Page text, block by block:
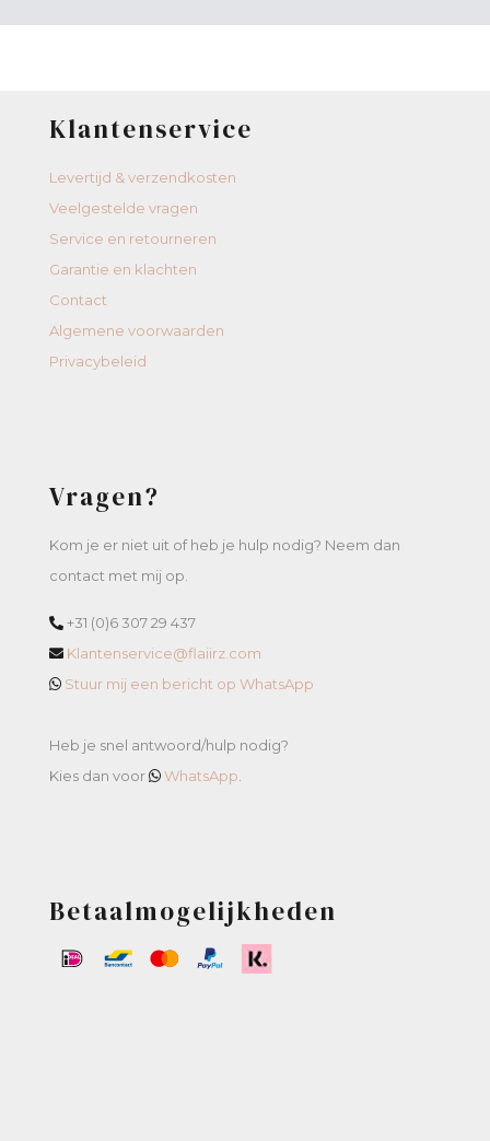
Klantenservice
Levertijd & verzendkosten
Veelgestelde vragen
Service en retourneren
Garantie en klachten
Contact
Algemene voorwaarden
Privacybeleid
Vragen?
Kom je er niet uit of heb je hulp nodig? Neem dan
contact met mij op.
+31 (0)6 307 29 437
Klantenservice@flaiirz.com
Stuur mij een bericht op WhatsApp
Heb je snel antwoord/hulp nodig?
Kies dan voor
WhatsApp
Betaalmogelijkheden